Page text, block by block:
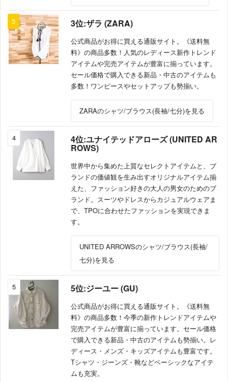
3 3位:ザラ (ZARA)
公式商品がお得に買える通販サイト。《送料無
料》の商品多数！人気のレディース新作トレンド
アイテムや完売アイテムが豊富に揃っています。
セール価格で購入できる新品・中古のアイテムも
多数！ワンピースやセットアップも勢揃い。
ZARAのシャツ/ブラウス(長袖/七分)を見る
4 4位:ユナイテッドアローズ (UNITED AR
ROWS)
世界中から集めた上質なセレクトアイテムと、ブ
ランドの価値観を生み出すオリジナルアイテム揃
えた、ファッション好きの大人の男女のためのブ
ランド。スーツやドレスからカジュアルウェアま
で、TPOに合わせたファッションを実現できま
す。
UNITED ARROWSのシャツ/ブラウス(長袖/
七分)を見る
5 5位:ジーユー (GU)
公式商品がお得に買える通販サイト。《送料無
料》の商品多数！今季の新作トレンドアイテムや
完売アイテムが豊富に揃っています。セール価格
で購入できる新品・中古のアイテムも勢揃い。レ
ディース・メンズ・キッズアイテムも豊富です。
Tシャツ・ジーンズ・靴などベーシックなアイテ
ムも充実。